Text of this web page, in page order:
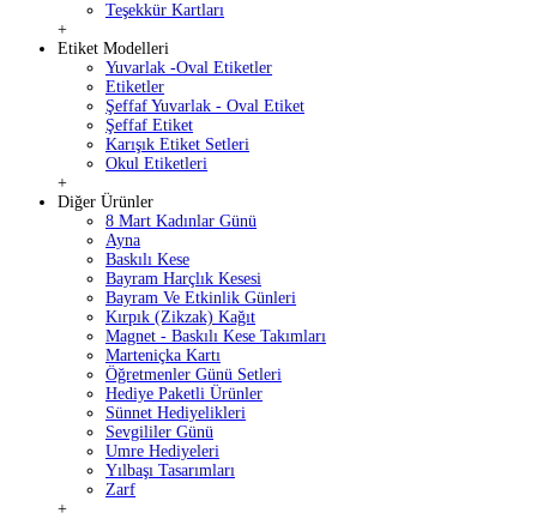
Teşekkür Kartları
+
Etiket Modelleri
Yuvarlak -Oval Etiketler
Etiketler
Şeffaf Yuvarlak - Oval Etiket
Şeffaf Etiket
Karışık Etiket Setleri
Okul Etiketleri
+
Diğer Ürünler
8 Mart Kadınlar Günü
Ayna
Baskılı Kese
Bayram Harçlık Kesesi
Bayram Ve Etkinlik Günleri
Kırpık (Zikzak) Kağıt
Magnet - Baskılı Kese Takımları
Marteniçka Kartı
Öğretmenler Günü Setleri
Hediye Paketli Ürünler
Sünnet Hediyelikleri
Sevgililer Günü
Umre Hediyeleri
Yılbaşı Tasarımları
Zarf
+